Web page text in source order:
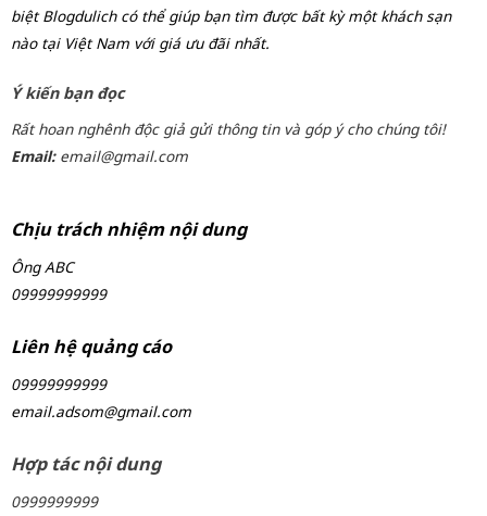
biệt Blogdulich có thể giúp bạn tìm được bất kỳ một khách sạn
nào tại Việt Nam với giá ưu đãi nhất.
Ý kiến bạn đọc
Rất hoan nghênh độc giả gửi thông tin và góp ý cho chúng tôi!
Email: email@gmail.com
Chịu trách nhiệm nội dung
Ông ABC
09999999999
Liên hệ quảng cáo
09999999999
email.adsom@gmail.com
Hợp tác nội dung
0999999999